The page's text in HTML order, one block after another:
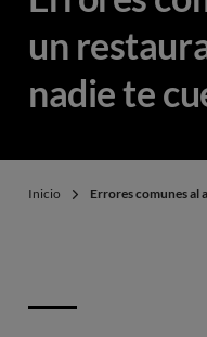
un
nadie te
Inicio Errores comunes al